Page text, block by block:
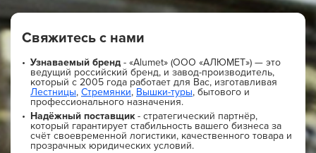
Свяжитесь с нами
Узнаваемый бренд - «Alumet» (ООО «АЛЮМЕТ») — это
ведущий российский бренд, и завод-производитель,
который с 2005 года работает для Вас, изготавливая
Лестницы, Стремянки, Вышки-туры, бытового и
профессионального назначения.
Надёжный поставщик- стратегический партнёр,
который гарантирует стабильность вашего бизнеса за
счёт своевременной логистики, качественного товара и
прозрачных юридических условий.